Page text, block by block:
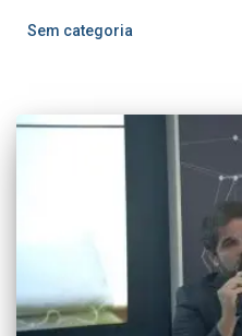
Sem categoria